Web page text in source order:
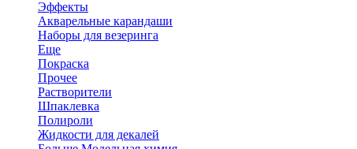
Эффекты
Акварельные карандаши
Наборы для везеринга
Еще
Покраска
Прочее
Растворители
Шпаклевка
Полироли
Жидкости для декалей